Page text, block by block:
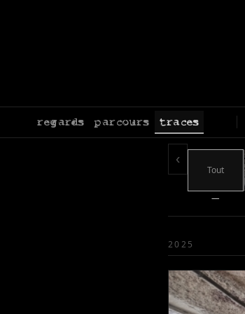
regards parcours traces
‹
Tout
—
2025